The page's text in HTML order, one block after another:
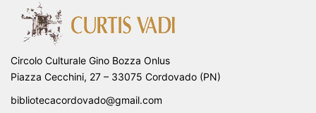
Circolo Culturale Gino Bozza Onlus
Piazza Cecchini, 27 – 33075 Cordovado (PN)
bibliotecacordovado@gmail.com